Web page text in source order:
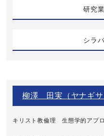
研究
シラ
柳澤 田実（ヤナギ
キリスト教倫理 生態学的アプ